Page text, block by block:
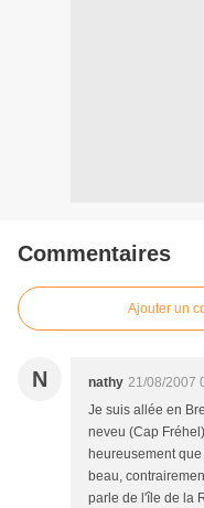
Commentaires
Ajouter un
N nathy 21/08/2007
Je suis allée en
neveu (Cap
heureusement
beau,
parle de l'île de la